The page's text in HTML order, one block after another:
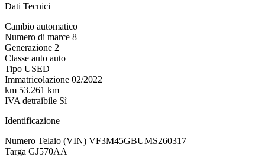
Dati Tecnici
Cambio automatico
Numero di marce 8
Generazione 2
Classe auto auto
Tipo USED
Immatricolazione 02/2022
km 53.261 km
IVA detraibile Sì
Identificazione
Numero Telaio (VIN) VF3M45GBUMS260317
Targa GJ570AA